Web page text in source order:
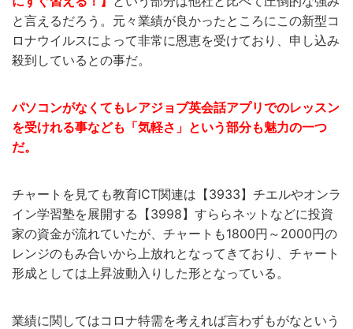
と言えるだろう。元々業績が良かったところにこの新型コ
ロナウイルスによって非常に恩恵を受けており、申し込み
殺到しているとの事だ。
パソコンがなくてもレアジョブ英会話アプリでのレッスン
を受けれる事なども「気軽さ」という部分も魅力の一つ
だ。
チャートを見ても教育ICT関連は【3933】チエルやオンラ
イン学習塾を展開する【3998】すららネットなどに投資
家の資金が流れていたが、チャートも1800円～2000円の
レンジのもみ合いから上放れとなってきており、チャート
形成としては上昇波動入りした形となっている。
業績に関してはコロナ特需を考えれば言わずもがなという